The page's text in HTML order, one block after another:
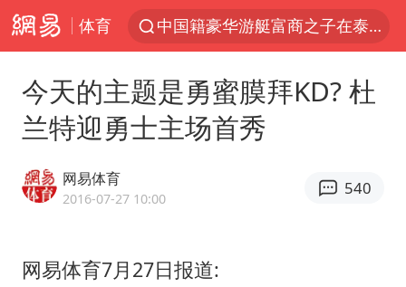
体育
中国籍豪华游艇富商之子在泰国被杀
美将每月供乌爱国者拦截导弹
《龙餐馆》 冲奖
上门女婿出轨女邻居多年被判重婚罪
今天的主题是勇蜜膜拜KD? 杜
兰特迎勇士主场首秀
网易体育
2016-07-27 10:00
540
网易体育7月27日报道: